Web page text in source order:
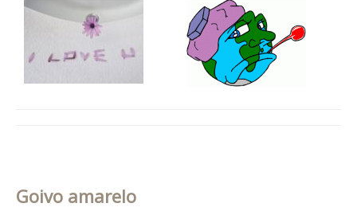
Goivo amarelo